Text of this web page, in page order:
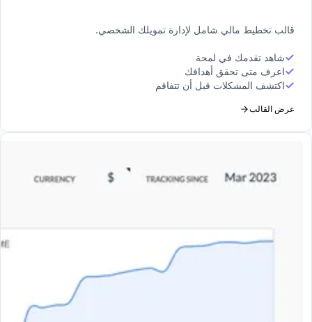
قالب تخطيط مالي شامل لإدارة تمويلك الشخصي.
شاهد تقدمك في لمحة
اعرف متى تحقق أهدافك
اكتشف المشكلات قبل أن تتفاقم
عرض القالب